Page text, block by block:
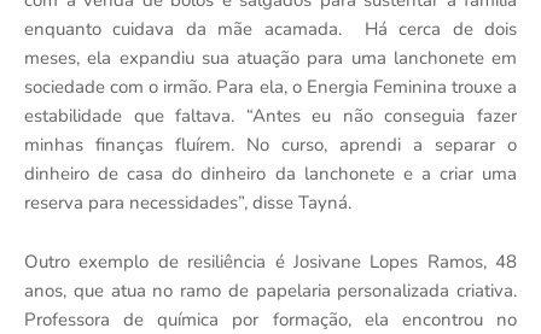
enquanto cuidava da mãe acamada.
Há cerca de dois
meses, ela expandiu sua atuação para uma lanchonete em
sociedade com o irmão. Para ela, o Energia Feminina trouxe a
estabilidade que faltava. “Antes eu não conseguia fazer
minhas finanças fluírem. No curso, aprendi a separar o
dinheiro de casa do dinheiro da lanchonete e a criar uma
reserva para necessidades”, disse Tayná.
Outro exemplo de resiliência é Josivane Lopes Ramos, 48
anos, que atua no ramo de papelaria personalizada criativa.
Professora de química por formação, ela encontrou no